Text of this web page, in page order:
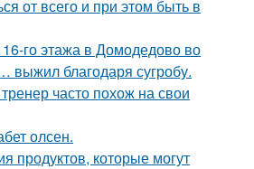
от всего и при этом быть в
го этажа в Домодедово во
выжил благодаря сугробу.
часто похож на свои
олсен.
продуктов, которые могут